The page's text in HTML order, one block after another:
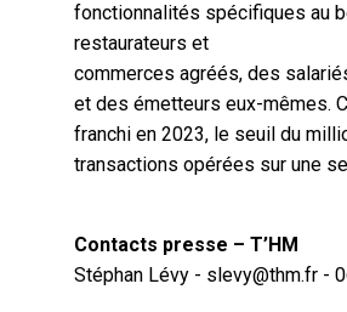
fonctionnalités spécifiques au
restaurateurs et
commerces agréés, des
et des émetteurs eux-mêmes.
franchi en 2023, le seuil du
transactions opérées sur une
Contacts presse – T’HM
Stéphan Lévy - slevy@thm.fr -